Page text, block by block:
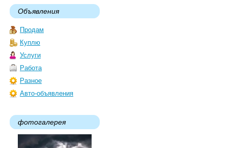
Объявления
Продам
Куплю
Услуги
Работа
Разное
Авто-объявления
фотогалерея